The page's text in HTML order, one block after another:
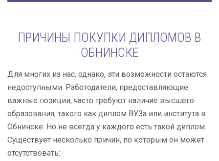
ПРИЧИНЫ ПОКУПКИ ДИПЛОМОВ В
ОБНИНСКЕ
Для многих из нас, однако, эти возможности остаются
недоступными. Работодатели, предоставляющие
важные позиции, часто требуют наличие высшего
образования, такого как диплом ВУЗа или института в
Обнинске. Но не всегда у каждого есть такой диплом.
Существует несколько причин, по которым он может
отсутствовать: